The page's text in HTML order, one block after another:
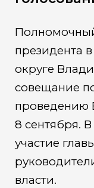
президента
округе
совещание
проведению
8 сентября.
участие
власти.